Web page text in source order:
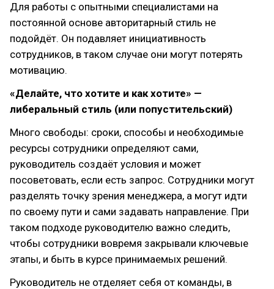
Для работы с опытными специалистами на
постоянной основе авторитарный стиль не
подойдёт. Он подавляет инициативность
сотрудников, в таком случае они могут потерять
мотивацию.
«Делайте, что хотите и как хотите» —
либеральный стиль (или попустительский)
Много свободы: сроки, способы и необходимые
ресурсы сотрудники определяют сами,
руководитель создаёт условия и может
посоветовать, если есть запрос. Сотрудники могут
разделять точку зрения менеджера, а могут идти
по своему пути и сами задавать направление. При
таком подходе руководителю важно следить,
чтобы сотрудники вовремя закрывали ключевые
этапы, и быть в курсе принимаемых решений.
Руководитель не отделяет себя от команды, в